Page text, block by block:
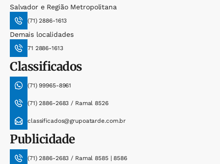
Salvador e Região Metropolitana
(71) 2886-1613
Demais localidades
71 2886-1613
Classificados
(71) 99965-8961
(71) 2886-2683 / Ramal 8526
classificados@grupoatarde.com.br
Publicidade
(71) 2886-2683 / Ramal 8585 | 8586